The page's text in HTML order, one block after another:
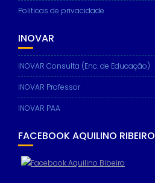
Politicas de privacidade
INOVAR
INOVAR Consulta (Enc. de Educação)
INOVAR Professor
INOVAR PAA
FACEBOOK AQUILINO RIBEIRO